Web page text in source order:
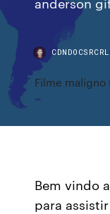
Filme
Bem vindo
para